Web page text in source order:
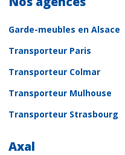
Garde-meubles en Alsace
Transporteur Paris
Transporteur Colmar
Transporteur Mulhouse
Transporteur Strasbourg
Axal